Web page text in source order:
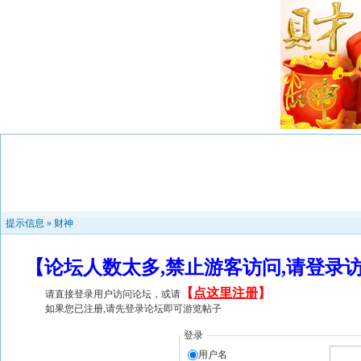
提示信息 » 财神
【论坛人数太多,禁止游客访问,请登
请直接登录用户访问论坛，或请 【 点这里注册】
如果您已注册,请先登录论坛即可游览帖子
登录
用户名